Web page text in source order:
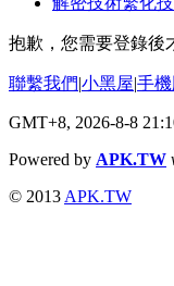
抱歉，您需要登錄後
聯繫我們|小黑屋|手機
GMT+8, 2026-8-8
Powered by APK.TW
© 2013 APK.TW